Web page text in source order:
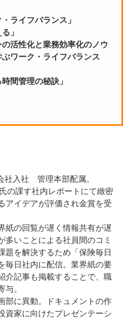
ライフバランス」
」
の活性化と業務効率化のノウ
ワーク・ライフバランス
間管理の秘訣」
入社 管理本部配属。
の課す社内レポートにて緻密
アイデアが評価され金賞を受
紙の回覧が遅く情報共有が遅
多いことによる社員間のコミ
題を解決するため「保険毎日
毎日社内に配信。業界紙の要
介記事も掲載することで、職
与。
部に異動。ドキュメントの作
資家に向けたプレゼンテーシ